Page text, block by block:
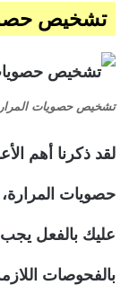
تشخيص
تشخيص حصويات
لقد ذكرنا أهم
حصويات
عليك بالفعل
بالفحوصات